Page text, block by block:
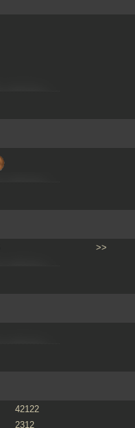
>>
42122
2312